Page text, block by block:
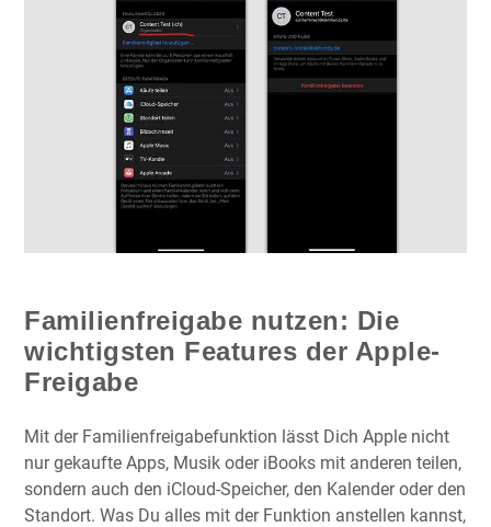
Familienfreigabe nutzen: Die
wichtigsten Features der Apple-
Freigabe
Mit der Familienfreigabefunktion lässt Dich Apple nicht
nur gekaufte Apps, Musik oder iBooks mit anderen teilen,
sondern auch den iCloud-Speicher, den Kalender oder den
Standort. Was Du alles mit der Funktion anstellen kannst,